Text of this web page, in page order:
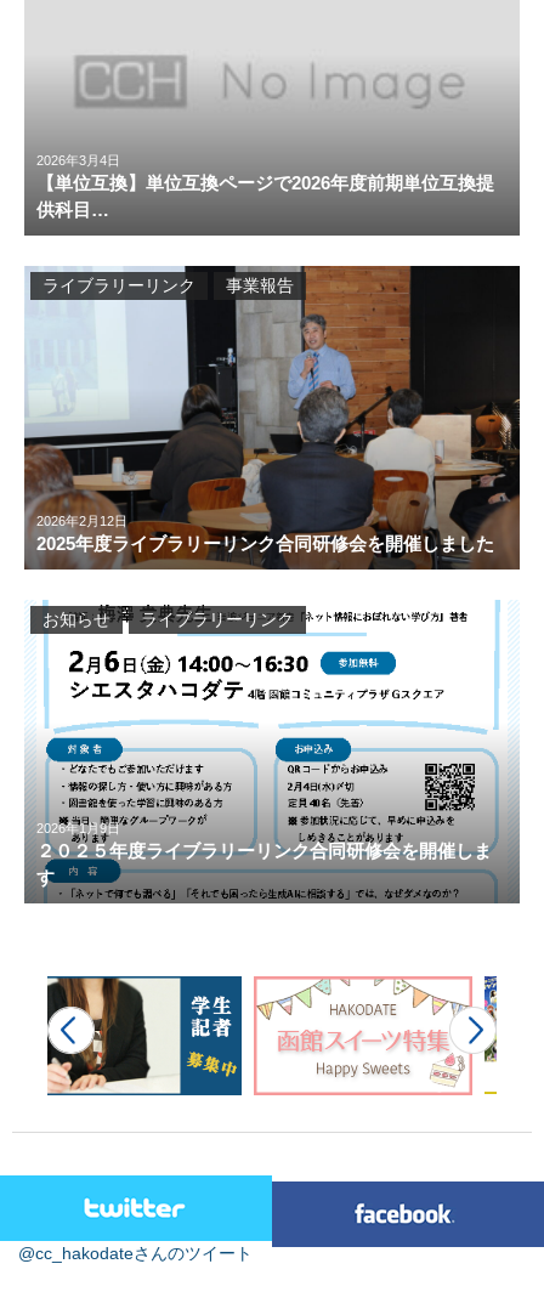
2026年3月4日
【単位互換】単位互換ページで2026年度前期単位互換提
供科目…
2026年2月12日
2025年度ライブラリーリンク合同研修会を開催しました
ライブラリーリンク 事業報告
2026年1月9日
２０２５年度ライブラリーリンク合同研修会を開催しま
す
お知らせ ライブラリーリンク
@cc_hakodateさんのツイート